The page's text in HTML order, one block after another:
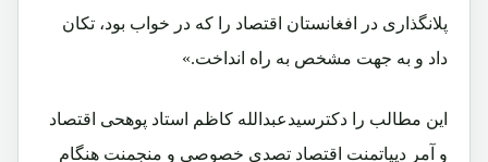
پلانگذاری در افغانستان اقتصاد را که در خواب بود، تکان
داد و به جهت مشخص به راه انداخت.»
این مطالب را دکترسیدعبدالله کاظم استاد پوهحی اقتصاد
و آمر دیپاتمنت اقتصاد تصدی خصوصی و منجمنت هنگام